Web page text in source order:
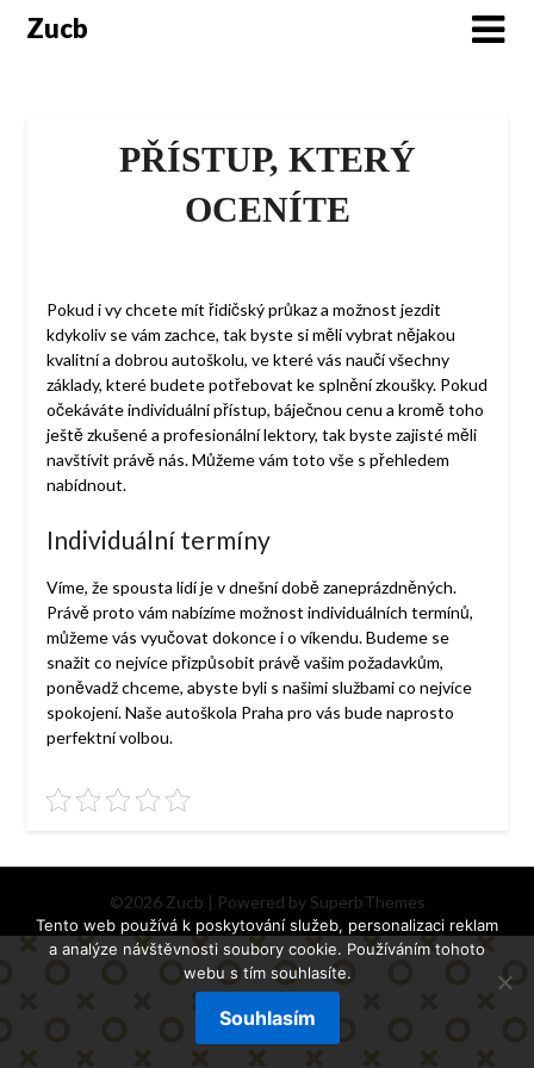
SkipZucb
PŘÍSTUP, KTERÝ
OCENÍTE
Pokud i vy chcete mít řidičský průkaz a možnost jezdit
kdykoliv se vám zachce, tak byste si měli vybrat nějakou
kvalitní a dobrou autoškolu, ve které vás naučí všechny
základy, které budete potřebovat ke splnění zkoušky. Pokud
očekáváte individuální přístup, báječnou cenu a kromě toho
ještě zkušené a profesionální lektory, tak byste zajisté měli
navštívit právě nás. Můžeme vám toto vše s přehledem
nabídnout.
Individuální termíny
Víme, že spousta lidí je v dnešní době zaneprázdněných.
Právě proto vám nabízíme možnost individuálních termínů,
můžeme vás vyučovat dokonce i o víkendu. Budeme se
snažit co nejvíce přizpůsobit právě vašim požadavkům,
poněvadž chceme, abyste byli s našimi službami co nejvíce
spokojení. Našeautoškola Praha pro vás bude naprosto
perfektní volbou.
©2026 Zucb | Powered by SuperbThemes
Tento web používá k poskytování služeb, personalizaci reklam
a analýze návštěvnosti soubory cookie. Používáním tohoto
webu s tím souhlasíte.
Souhlasím